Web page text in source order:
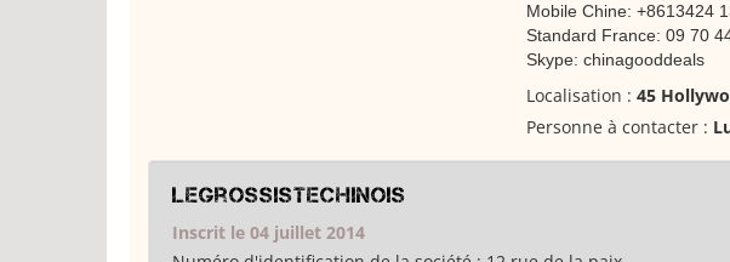
Mobile Chine: +8613424
Standard France: 09 70
Skype: chinagooddeals
Localisation : 45
Personne à contacter :
legrossistechinois
Inscrit le 04 juillet 2014